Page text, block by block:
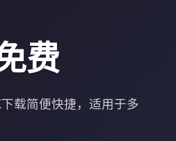
费
载简便快捷，适用于多